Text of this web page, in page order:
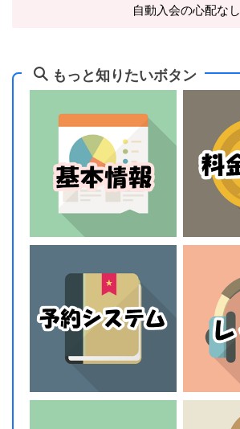
自動入会の心配なし
もっと知りたいボタン